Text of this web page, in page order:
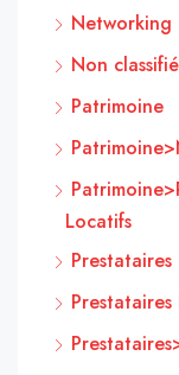
Networking
Non
Patrimoine
Locatifs
Prestataires